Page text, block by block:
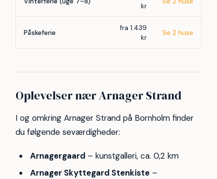
kr
Påskeferie
fra 1.439
kr
Se 2 huse
Oplevelser nær Arnager Strand
I og omkring Arnager Strand på Bornholm finder
du følgende seværdigheder:
Arnagergaard– kunstgalleri, ca. 0,2 km
Arnager Skyttegard Stenkiste–